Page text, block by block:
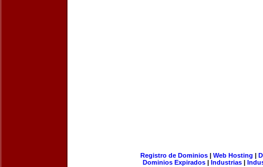
Registro de Dominios| Web Hosting |
Dominios Expirados | Industrias |